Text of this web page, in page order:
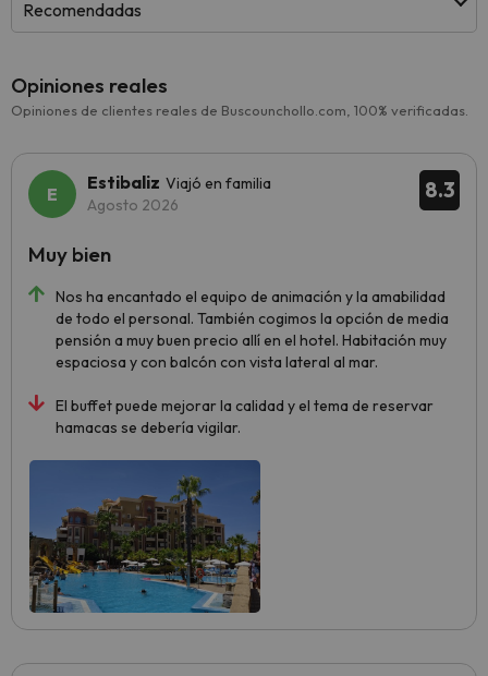
Recomendadas
Opiniones reales
Opiniones de clientes reales de Buscounchollo.com, 100% verificadas.
8.3
Estibaliz Viajó en familia
Agosto 2026
Nos ha encantado el equipo de animación y la amabilidad
de todo el personal. También cogimos la opción de media
pensión a muy buen precio allí en el hotel. Habitación muy
espaciosa y con balcón con vista lateral al mar.
El buffet puede mejorar la calidad y el tema de reservar
hamacas se debería vigilar.
Muy bien